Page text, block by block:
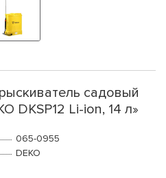
садовый
DKSP12 Li-ion, 14 л»
065-0955
DEKO